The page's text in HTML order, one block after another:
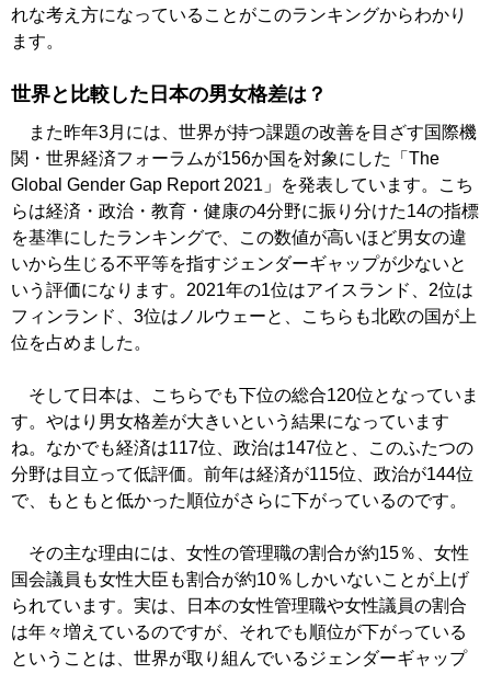
れな考え方になっていることがこのランキングからわかり
ます。
世界と比較した日本の男女格差は？
また昨年3月には、世界が持つ課題の改善を目ざす国際機
関・世界経済フォーラムが156か国を対象にした「The
Global Gender Gap Report 2021」を発表しています。こち
らは経済・政治・教育・健康の4分野に振り分けた14の指標
を基準にしたランキングで、この数値が高いほど男女の違
いから生じる不平等を指すジェンダーギャップが少ないと
いう評価になります。2021年の1位はアイスランド、2位は
フィンランド、3位はノルウェーと、こちらも北欧の国が上
位を占めました。
そして日本は、こちらでも下位の総合120位となっていま
す。やはり男女格差が大きいという結果になっています
ね。なかでも経済は117位、政治は147位と、このふたつの
分野は目立って低評価。前年は経済が115位、政治が144位
で、もともと低かった順位がさらに下がっているのです。
その主な理由には、女性の管理職の割合が約15％、女性
国会議員も女性大臣も割合が約10％しかいないことが上げ
られています。実は、日本の女性管理職や女性議員の割合
は年々増えているのですが、それでも順位が下がっている
ということは、世界が取り組んでいるジェンダーギャップ